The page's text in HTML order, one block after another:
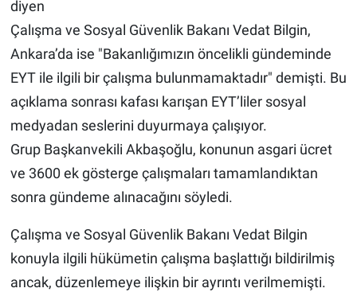
diyen
Çalışma ve Sosyal Güvenlik Bakanı Vedat Bilgin,
Ankara’da ise "Bakanlığımızın öncelikli gündeminde
EYT ile ilgili bir çalışma bulunmamaktadır" demişti. Bu
açıklama sonrası kafası karışan EYT’liler sosyal
medyadan seslerini duyurmaya çalışıyor.
Grup Başkanvekili Akbaşoğlu, konunun asgari ücret
ve 3600 ek gösterge çalışmaları tamamlandıktan
sonra gündeme alınacağını söyledi.
Çalışma ve Sosyal Güvenlik Bakanı Vedat Bilgin
konuyla ilgili hükümetin çalışma başlattığı bildirilmiş
ancak, düzenlemeye ilişkin bir ayrıntı verilmemişti.